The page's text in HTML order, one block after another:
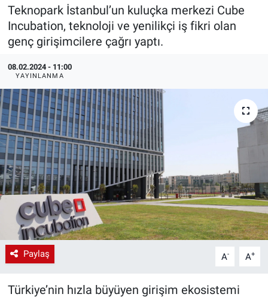
Teknopark İstanbul’un kuluçka merkezi Cube
Incubation, teknoloji ve yenilikçi iş fikri olan
genç girişimcilere çağrı yaptı.
08.02.2024 - 11:00
YAYINLANMA
Paylaş A- A+
Türkiye’nin hızla büyüyen girişim ekosistemi
EndüstriST
Enerjisini Üreten Fabrikalar
Ağır Sanayi Çözümleri